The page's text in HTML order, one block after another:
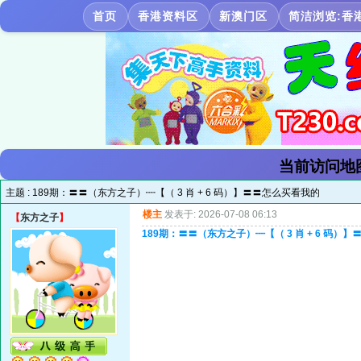
首页 香港资料区 新澳门区 简洁浏览:香
当前访问地
主题 : 189期：〓〓（东方之子）┉【（ 3 肖 + 6 码）】〓〓怎么买看我的
【东方之子】 楼主 发表于: 2026-07-08 06:13
189期：〓〓（东方之子）┉【（ 3 肖 + 6 码）】